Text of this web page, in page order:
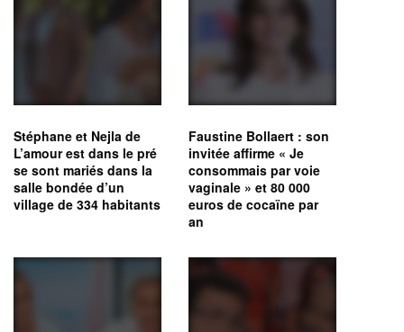
Stéphane et Nejla de
L’amour est dans le pré
se sont mariés dans la
salle bondée d’un
village de 334 habitants
Faustine Bollaert : son
invitée affirme « Je
consommais par voie
vaginale » et 80 000
euros de cocaïne par
an